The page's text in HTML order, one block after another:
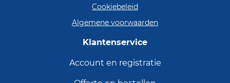
Cookiebeleid
Algemene voorwaarden
Klantenservice
Account en registratie